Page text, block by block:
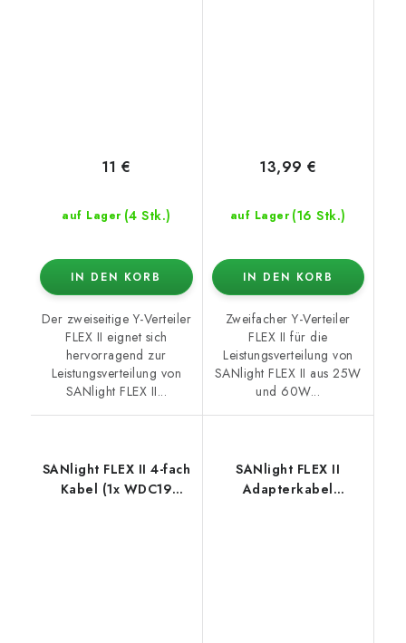
auf Lager (4 Stk.)
11 €
IN DEN KORB
Der zweiseitige Y-Verteiler
FLEX II eignet sich
hervorragend zur
Leistungsverteilung von
SANlight FLEX II...
auf Lager (16 Stk.)
13,99 €
IN DEN KORB
Zweifacher Y-Verteiler
FLEX II für die
Leistungsverteilung von
SANlight FLEX II aus 25W
und 60W...
SANlight FLEX II 4-fach
Kabel (1x WDC19
SANlight FLEX II
Adapterkabel